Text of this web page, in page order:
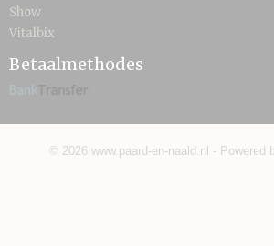
Show
Vitalbix
Betaalmethodes
© 2026 www.paard-en-naald.nl - Powered